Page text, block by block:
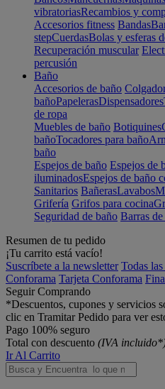
vibratoriasRecambios y
Accesorios fitness Bandas
stepCuerdasBolas y esferas
Recuperación muscular
percusión
Baño
Accesorios de baño
bañoPapelerasDispensadores
de ropa
Muebles de baño Botiquines
bañoTocadores para baño
baño
Espejos de baño Espejos de
iluminadosEspejos de baño
Sanitarios BañerasLavabos
Grifería Grifos para cocina
Seguridad de baño Barras
Resumen de tu pedido
¡Tu carrito está vacío!
Suscríbete a la newsletter Todas
Conforama Tarjeta Conforama
Seguir Comprando
*Descuentos, cupones y servicios
clic en Tramitar Pedido para ver
Pago 100% seguro
Total con descuento (IVA
Ir Al Carrito